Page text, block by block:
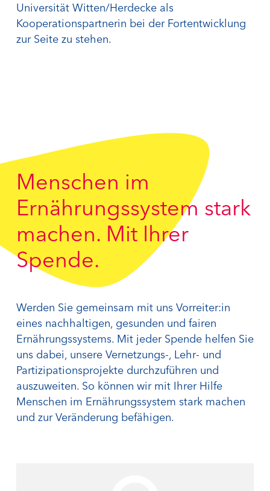
Universität Witten/Herdecke als
Kooperationspartnerin bei der Fortentwicklung
zur Seite zu stehen.
Menschen im
Ernährungssystem stark
machen. Mit Ihrer
Spende.
Werden Sie gemeinsam mit uns Vorreiter:in
eines nachhaltigen, gesunden und fairen
Ernährungssystems. Mit jeder Spende helfen Sie
uns dabei, unsere Vernetzungs-, Lehr- und
Partizipationsprojekte durchzuführen und
auszuweiten. So können wir mit Ihrer Hilfe
Menschen im Ernährungssystem stark machen
und zur Veränderung befähigen.